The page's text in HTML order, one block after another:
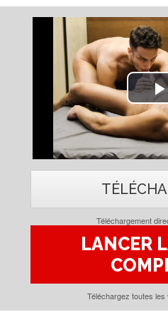
Téléchargement
LANCER
Téléchargez toutes les